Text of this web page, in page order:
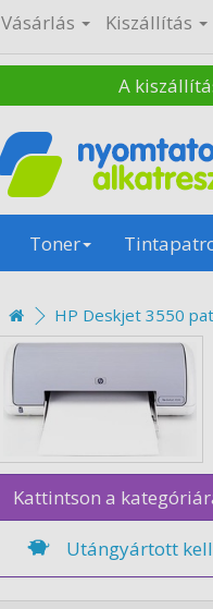
Vásárlás Kiszállítás
A
Toner
HP Deskjet 3550
Kattintson a
Utángyártott